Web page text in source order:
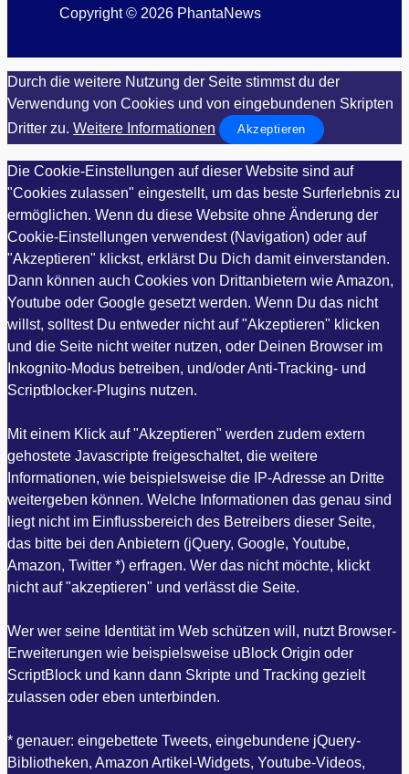
Copyright © 2026 PhantaNews
Durch die weitere Nutzung der Seite stimmst du der
Verwendung von Cookies und von eingebundenen Skripten
Dritter zu. Weitere Informationen Akzeptieren
Die Cookie-Einstellungen auf dieser Website sind auf
"Cookies zulassen" eingestellt, um das beste Surferlebnis zu
ermöglichen. Wenn du diese Website ohne Änderung der
Cookie-Einstellungen verwendest (Navigation) oder auf
"Akzeptieren" klickst, erklärst Du Dich damit einverstanden.
Dann können auch Cookies von Drittanbietern wie Amazon,
Youtube oder Google gesetzt werden. Wenn Du das nicht
willst, solltest Du entweder nicht auf "Akzeptieren" klicken
und die Seite nicht weiter nutzen, oder Deinen Browser im
Inkognito-Modus betreiben, und/oder Anti-Tracking- und
Scriptblocker-Plugins nutzen.
Mit einem Klick auf "Akzeptieren" werden zudem extern
gehostete Javascripte freigeschaltet, die weitere
Informationen, wie beispielsweise die IP-Adresse an Dritte
weitergeben können. Welche Informationen das genau sind
liegt nicht im Einflussbereich des Betreibers dieser Seite,
das bitte bei den Anbietern (jQuery, Google, Youtube,
Amazon, Twitter *) erfragen. Wer das nicht möchte, klickt
nicht auf "akzeptieren" und verlässt die Seite.
Wer wer seine Identität im Web schützen will, nutzt Browser-
Erweiterungen wie beispielsweise uBlock Origin oder
ScriptBlock und kann dann Skripte und Tracking gezielt
zulassen oder eben unterbinden.
* genauer: eingebettete Tweets, eingebundene jQuery-
Bibliotheken, Amazon Artikel-Widgets, Youtube-Videos,